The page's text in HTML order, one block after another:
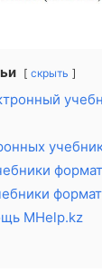
скрыть
MHelp.kz